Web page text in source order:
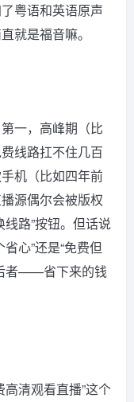
粤语和英语原声
就是福音嘛。
一，高峰期（比
线路扛不住几百
机（比如四年前
源偶尔会被版权
路”按钮。但话说
心”还是“免费但
者——省下来的钱
清观看直播”这个